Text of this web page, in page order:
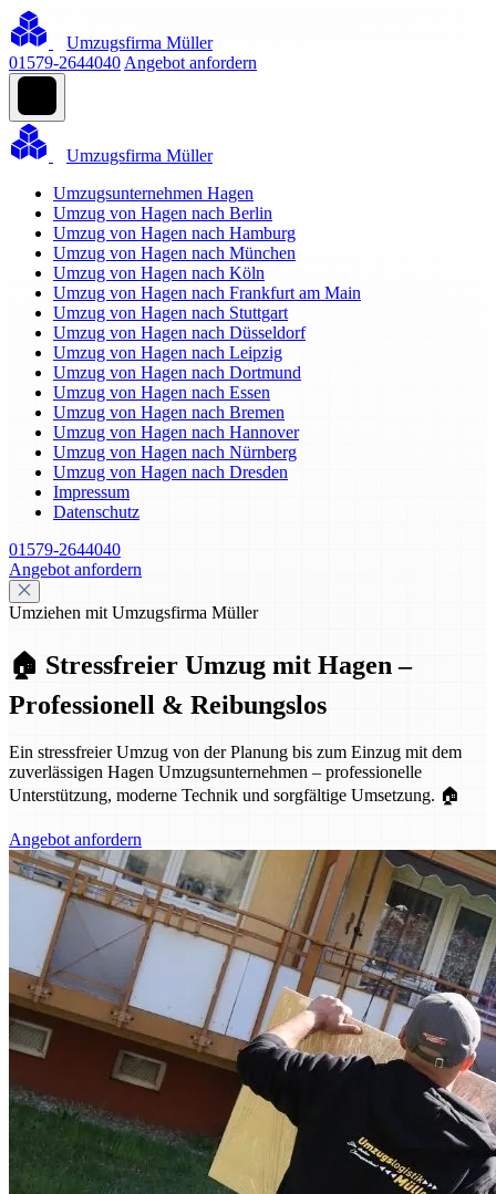
Umzugsfirma Müller
01579-2644040 Angebot anfordern
Umzugsfirma Müller
Umzugsunternehmen Hagen
Umzug von Hagen nach Berlin
Umzug von Hagen nach Hamburg
Umzug von Hagen nach München
Umzug von Hagen nach Köln
Umzug von Hagen nach Frankfurt am Main
Umzug von Hagen nach Stuttgart
Umzug von Hagen nach Düsseldorf
Umzug von Hagen nach Leipzig
Umzug von Hagen nach Dortmund
Umzug von Hagen nach Essen
Umzug von Hagen nach Bremen
Umzug von Hagen nach Hannover
Umzug von Hagen nach Nürnberg
Umzug von Hagen nach Dresden
Impressum
Datenschutz
01579-2644040
Angebot anfordern
Umziehen mit Umzugsfirma Müller
🏠 Stressfreier Umzug mit Hagen –
Professionell & Reibungslos
Ein stressfreier Umzug von der Planung bis zum Einzug mit dem
zuverlässigen Hagen Umzugsunternehmen – professionelle
Unterstützung, moderne Technik und sorgfältige Umsetzung. 🏠
Angebot anfordern